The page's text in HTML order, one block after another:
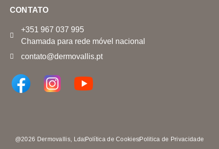
CONTATO
+351 967 037 995
Chamada para rede móvel nacional
contato@dermovallis.pt
@2026 Dermovallis, LdaPolítica de CookiesPolitica de Privacidade